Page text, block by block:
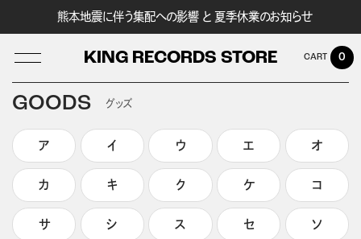
熊本地震に伴う集配への影響 と 夏季休業のお知らせ
KING RECORDS STORE
LOG IN
0
GOODS グッズ
ア イ ウ エ オ
カ キ ク ケ コ
サ シ ス セ ソ